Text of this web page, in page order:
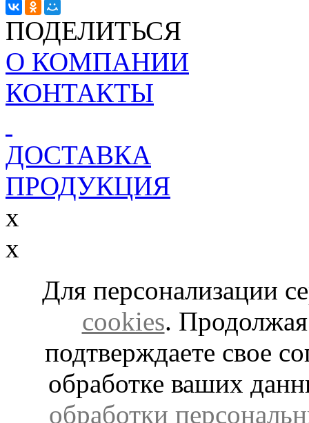
ПОДЕЛИТЬСЯ
О КОМПАНИИ
КОНТАКТЫ
ДОСТАВКА
ПРОДУКЦИЯ
x
x
Для персонализации
cookies. Продолжая
подтверждаете свое
обработке ваших
обработки